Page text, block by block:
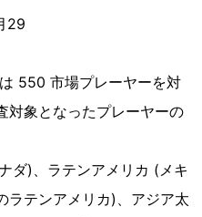
29
550 市場プレーヤーを対
対象となったプレーヤーの
ダ)、ラテンアメリカ (メキ
ラテンアメリカ)、アジア太